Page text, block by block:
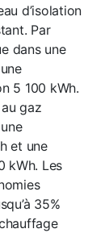
d’isolation
Par
dans une
5 100 kWh.
gaz
et une
kWh. Les
35%